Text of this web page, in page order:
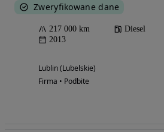
Zweryfikowane dane
217 000 km Diesel
2013
Lublin (Lubelskie)
Firma • Podbite